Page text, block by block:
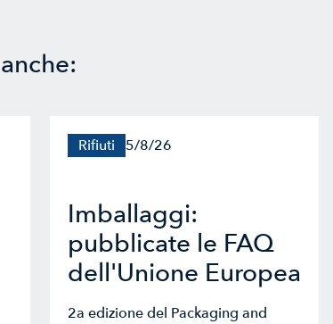
Rifiuti 5/8/26
Imballaggi:
pubblicate le FAQ
dell'Unione Europea
2a edizione del Packaging and